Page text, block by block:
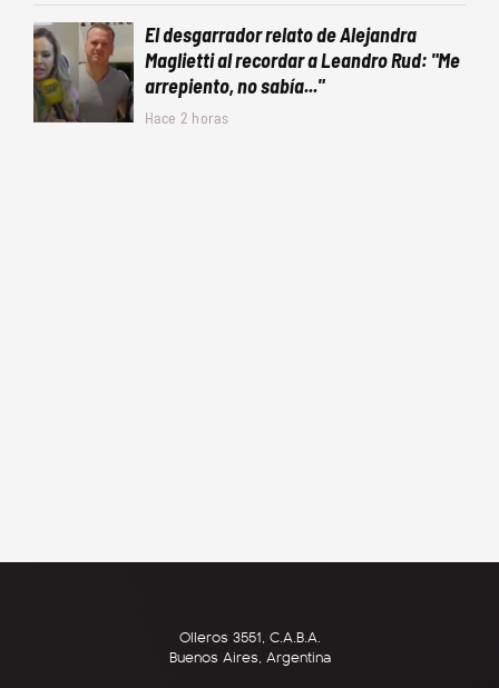
El desgarrador relato de Alejandra
Maglietti al recordar a Leandro Rud: "Me
arrepiento, no sabía..."
Hace 2 horas
Olleros 3551, C.A.B.A.
Buenos Aires, Argentina